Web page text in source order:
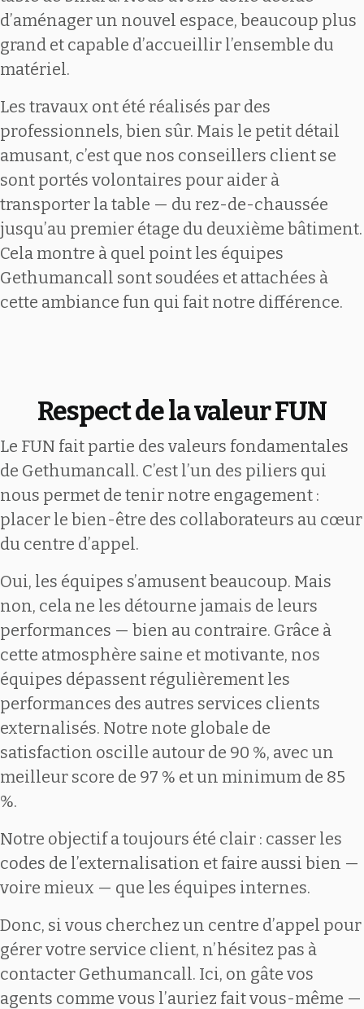
d’aménager un nouvel espace, beaucoup plus
grand et capable d’accueillir l’ensemble du
matériel.
Les travaux ont été réalisés par des
professionnels, bien sûr. Mais le petit détail
amusant, c’est que nos conseillers client se
sont portés volontaires pour aider à
transporter la table — du rez-de-chaussée
jusqu’au premier étage du deuxième bâtiment.
Cela montre à quel point les équipes
Gethumancall sont soudées et attachées à
cette ambiance fun qui fait notre différence.
Respect de la valeur FUN
Le FUN fait partie des valeurs fondamentales
de Gethumancall. C’est l’un des piliers qui
nous permet de tenir notre engagement :
placer le bien-être des collaborateurs au cœur
du centre d’appel.
Oui, les équipes s’amusent beaucoup. Mais
non, cela ne les détourne jamais de leurs
performances — bien au contraire. Grâce à
cette atmosphère saine et motivante, nos
équipes dépassent régulièrement les
performances des autres services clients
externalisés. Notre note globale de
satisfaction oscille autour de 90 %, avec un
meilleur score de 97 % et un minimum de 85
%.
Notre objectif a toujours été clair : casser les
codes de l’externalisation et faire aussi bien —
voire mieux — que les équipes internes.
Donc, si vous cherchez un centre d’appel pour
gérer votre service client, n’hésitez pas à
contacter Gethumancall. Ici, on gâte vos
agents comme vous l’auriez fait vous-même —